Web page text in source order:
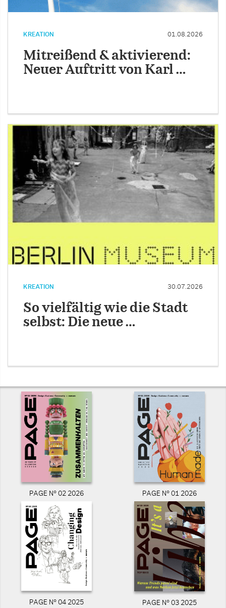
KREATION 01.08.2026
Mitreißend & aktivierend:
Neuer Auftritt von Karl …
KREATION 30.07.2026
So vielfältig wie die Stadt
selbst: Die neue …
PAGE N° 02 2026 PAGE N° 01 2026
PAGE N° 04 2025 PAGE N° 03 2025